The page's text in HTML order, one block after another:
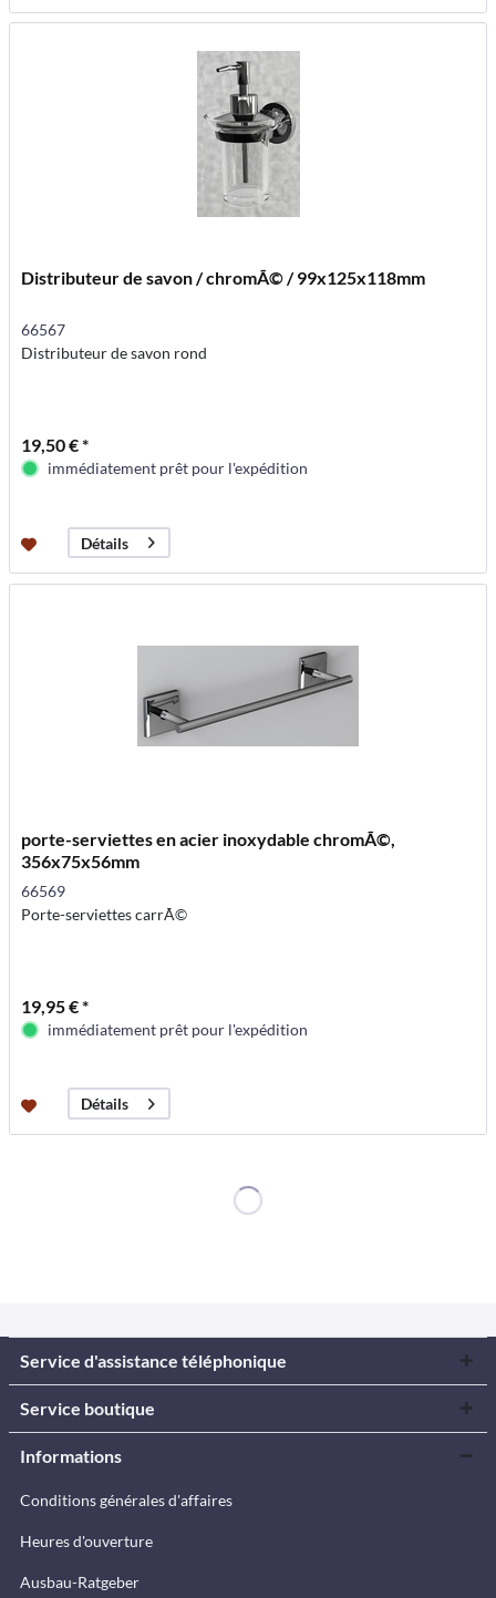
Distributeur de savon / chromÃ© / 99x125x118mm
66567
Distributeur de savon rond
19,50 € *
immédiatement prêt pour l'expédition
Détails
porte-serviettes en acier inoxydable chromÃ©,
356x75x56mm
66569
Porte-serviettes carrÃ©
19,95 € *
immédiatement prêt pour l'expédition
Détails
Service d'assistance téléphonique
Service boutique
Informations
Conditions générales d'affaires
Heures d'ouverture
Ausbau-Ratgeber